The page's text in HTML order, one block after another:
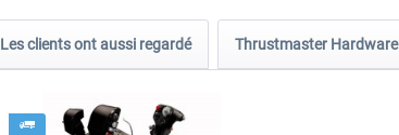
Les clients ont aussi regardé Thrustmaster Hardware